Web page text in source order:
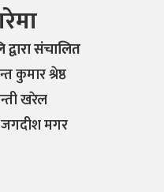
संचालित
कुमार श्रेष्ठ
खरेल
जगदीश मगर